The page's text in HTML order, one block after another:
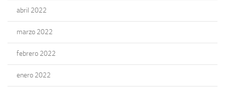
abril 2022
marzo 2022
febrero 2022
enero 2022